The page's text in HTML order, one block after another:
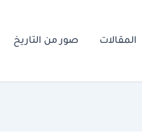
المقالات صور من التاريخ